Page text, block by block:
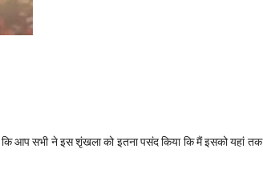
आप सभी ने इस शृंखला को इतना पसंद किया कि मैं इसको यहां तक